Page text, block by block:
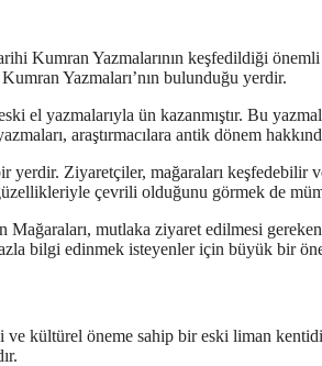
Kumran Yazmalarının keşfedildiği
Yazmaları’nın bulunduğu yerdir.
el yazmalarıyla ün kazanmıştır. Bu
araştırmacılara antik dönem
Ziyaretçiler, mağaraları keşfedebilir
çevrili olduğunu görmek de
mutlaka ziyaret edilmesi
bilgi edinmek isteyenler için büyük bir
kültürel öneme sahip bir eski liman